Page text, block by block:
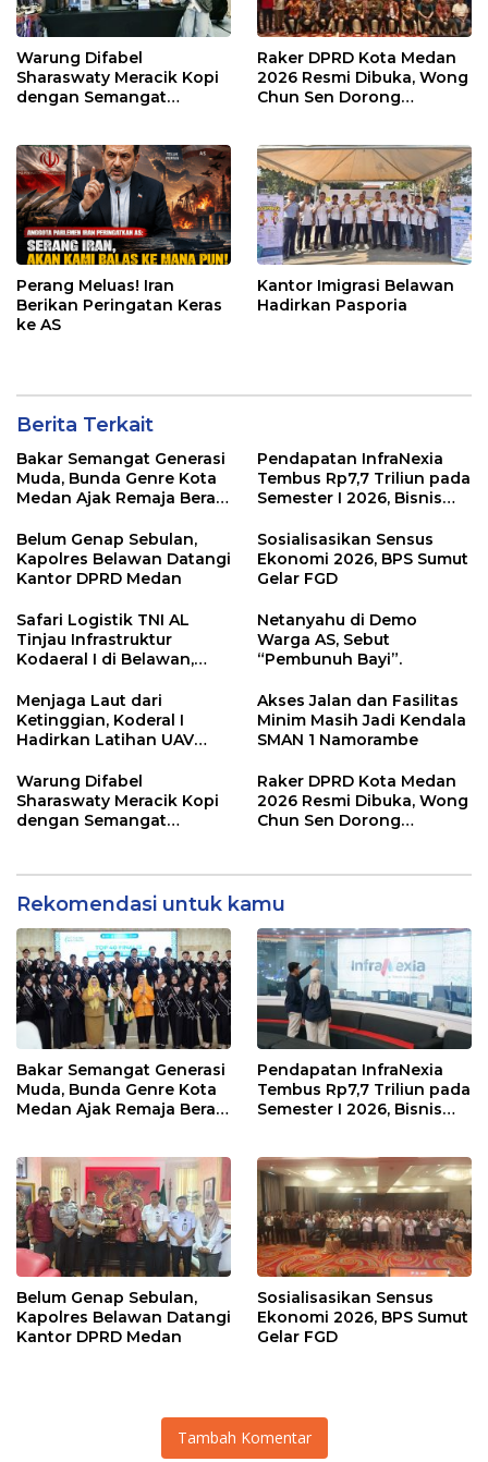
Warung Difabel
Sharaswaty Meracik Kopi
dengan Semangat
Raker DPRD Kota Medan
2026 Resmi Dibuka, Wong
Chun Sen Dorong
Perang Meluas! Iran
Berikan Peringatan Keras
ke AS
Kantor Imigrasi Belawan
Hadirkan Pasporia
Berita Terkait
Bakar Semangat Generasi
Muda, Bunda Genre Kota
Medan Ajak Remaja Berani
Pendapatan InfraNexia
Tembus Rp7,7 Triliun pada
Semester I 2026, Bisnis
Persen
Belum Genap Sebulan,
Kapolres Belawan Datangi
Kantor DPRD Medan
Sosialisasikan Sensus
Ekonomi 2026, BPS Sumut
Gelar FGD
Safari Logistik TNI AL
Tinjau Infrastruktur
Kodaeral I di Belawan,
Operasional
Netanyahu di Demo
Warga AS, Sebut
“Pembunuh Bayi”.
Menjaga Laut dari
Ketinggian, Koderal I
Hadirkan Latihan UAV
Akses Jalan dan Fasilitas
Minim Masih Jadi Kendala
SMAN 1 Namorambe
Warung Difabel
Sharaswaty Meracik Kopi
dengan Semangat
Raker DPRD Kota Medan
2026 Resmi Dibuka, Wong
Chun Sen Dorong
Rekomendasi untuk kamu
Bakar Semangat Generasi
Muda, Bunda Genre Kota
Medan Ajak Remaja Berani
Pendapatan InfraNexia
Tembus Rp7,7 Triliun pada
Semester I 2026, Bisnis
Belum Genap Sebulan,
Kapolres Belawan Datangi
Kantor DPRD Medan
Sosialisasikan Sensus
Ekonomi 2026, BPS Sumut
Gelar FGD
Tambah Komentar